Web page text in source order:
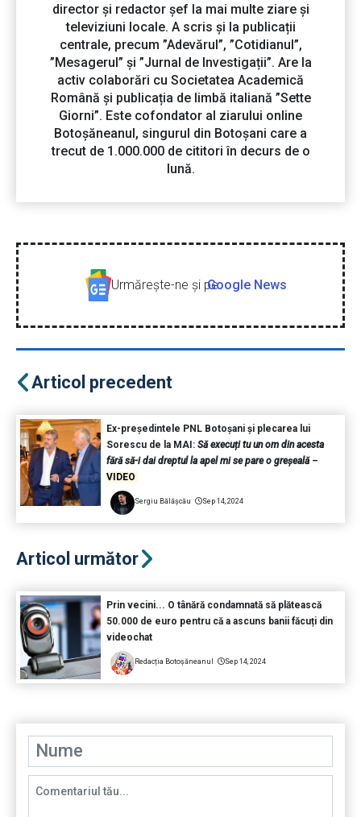
director și redactor șef la mai multe ziare și
televiziuni locale. A scris și la publicații
centrale, precum ”Adevărul”, ”Cotidianul”,
”Mesagerul” și ”Jurnal de Investigații”. Are la
activ colaborări cu Societatea Academică
Română și publicația de limbă italiană ”Sette
Giorni”. Este cofondator al ziarului online
Botoșăneanul, singurul din Botoșani care a
trecut de 1.000.000 de cititori în decurs de o
lună.
Urmăreşte-ne şi peGoogle News
Articol precedent
Ex-președintele PNL Botoșani și plecarea lui
Sorescu de la MAI: Să execuți tu un om din acesta
fără să-i dai dreptul la apel mi se pare o greșeală–
VIDEO
Sergiu Bălășcău Sep 14, 2024
Articol următor
Prin vecini... O tânără condamnată să plătească
50.000 de euro pentru că a ascuns banii făcuți din
videochat
Redacția Botoșăneanul Sep 14, 2024